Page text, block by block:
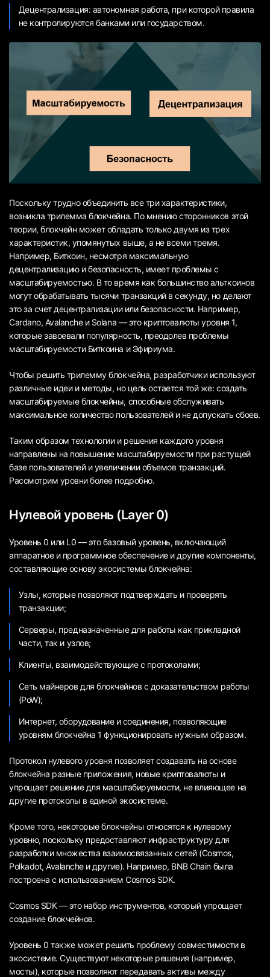
Децентрализация: автономная работа, при которой правила
не контролируются банками или государством.
Поскольку трудно объединить все три характеристики,
возникла трилемма блокчейна. По мнению сторонников этой
теории, блокчейн может обладать только двумя из трех
характеристик, упомянутых выше, а не всеми тремя.
Например, Биткоин, несмотря максимальную
децентрализацию и безопасность, имеет проблемы с
масштабируемостью. В то время как большинство альткоинов
могут обрабатывать тысячи транзакций в секунду, но делают
это за счет децентрализации или безопасности. Например,
Cardano, Avalanche и Solana — это криптовалюты уровня 1,
которые завоевали популярность, преодолев проблемы
масштабируемости Биткоина и Эфириума.
Чтобы решить трилемму блокчейна, разработчики используют
различные идеи и методы, но цель остается той же: создать
масштабируемые блокчейны, способные обслуживать
максимальное количество пользователей и не допускать сбоев.
Таким образом технологии и решения каждого уровня
направлены на повышение масштабируемости при растущей
базе пользователей и увеличении объемов транзакций.
Рассмотрим уровни более подробно.
Нулевой уровень (Layer 0)
Уровень 0 или L0 — это базовый уровень, включающий
аппаратное и программное обеспечение и другие компоненты,
составляющие основу экосистемы блокчейна:
Узлы, которые позволяют подтверждать и проверять
транзакции;
Серверы, предназначенные для работы как прикладной
части, так и узлов;
Клиенты, взаимодействующие с протоколами;
Сеть майнеров для блокчейнов с доказательством работы
(PoW);
Интернет, оборудование и соединения, позволяющие
уровням блокчейна 1 функционировать нужным образом.
Протокол нулевого уровня позволяет создавать на основе
блокчейна разные приложения, новые криптовалюты и
упрощает решение для масштабируемости, не влияющее на
другие протоколы в единой экосистеме.
Кроме того, некоторые блокчейны относятся к нулевому
уровню, поскольку предоставляют инфраструктуру для
разработки множества взаимосвязанных сетей (Cosmos,
Polkadot, Avalanche и другие). Например, BNB Chain была
построена с использованием Cosmos SDK.
Cosmos SDK — это набор инструментов, который упрощает
создание блокчейнов.
Уровень 0 также может решить проблему совместимости в
экосистеме. Существуют некоторые решения (например,
мосты), которые позволяют передавать активы между